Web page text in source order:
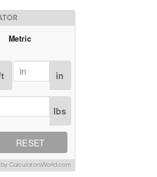
Metric
in
lbs
RESET
CalculatorsWorld.com